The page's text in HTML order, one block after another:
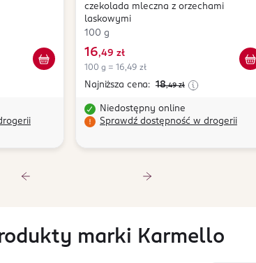
czekolada mleczna z orzechami
laskowymi
100 g
16,49 zł
100 g = 16,49 zł
Najniższa cena: 18,49 zł
Niedostępny online
Sprawdź dostępność w drogerii
marki Karmello